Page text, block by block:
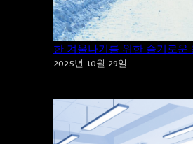
“추위”에 “운동”을 포기하시겠
한 겨울나기를 위한 슬기로운
2025년 10월 29일